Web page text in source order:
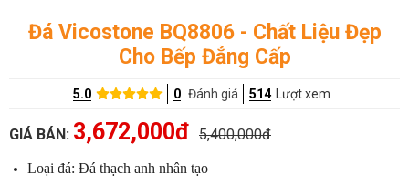
Đá Vicostone BQ8806 - Chất Liệu Đẹp
Cho Bếp Đẳng Cấp
5.0 0 Đánh giá 514 Lượt xem
GIÁ BÁN: 3,672,000đ 5,400,000đ
Loại đá: Đá thạch anh nhân tạo